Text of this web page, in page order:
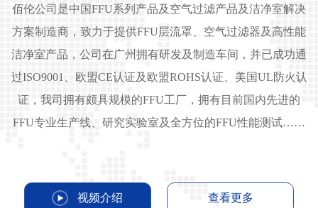
佰伦公司是中国FFU系列产品及空气过滤产品及洁净室解决
方案制造商，致力于提供FFU层流罩、空气过滤器及高性能
洁净室产品，公司在广州拥有研发及制造车间，并已成功通
过ISO9001、欧盟CE认证及欧盟ROHS认证、美国UL防火认
证，我司拥有颇具规模的FFU工厂，拥有目前国内先进的
FFU专业生产线、研究实验室及全方位的FFU性能测试……
视频介绍 查看更多